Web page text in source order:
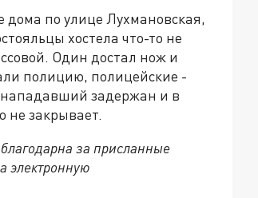
дома по улице Лухмановская,
хостела что-то не
Один достал нож и
полицию, полицейские -
задержан и в
не закрывает.
за присланные
электронную